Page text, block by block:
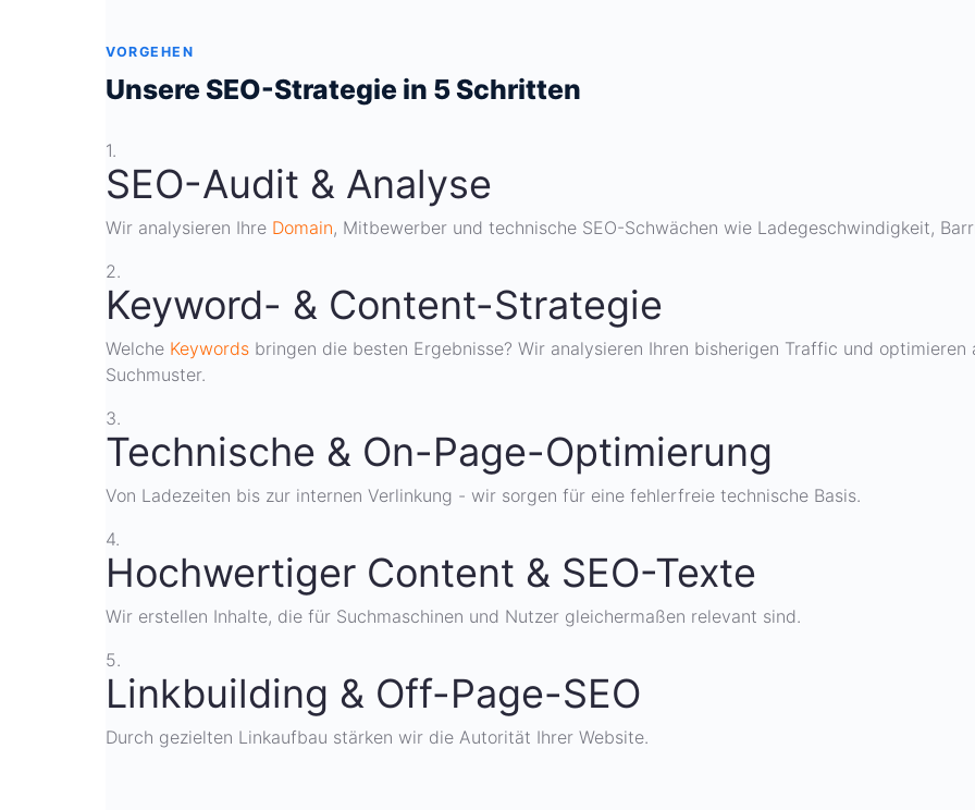
VORGEHEN
Unsere SEO-Strategie in 5 Schritten
1.
SEO-Audit & Analyse
Wir analysieren Ihre Domain, Mitbewerber und technische SEO-Schwächen wie Ladegeschwindigkeit,
2.
Keyword- & Content-Strategie
Welche Keywords bringen die besten Ergebnisse? Wir analysieren Ihren bisherigen Traffic und
Suchmuster.
3.
Technische & On-Page-Optimierung
Von Ladezeiten bis zur internen Verlinkung - wir sorgen für eine fehlerfreie technische Basis.
4.
Hochwertiger Content & SEO-Texte
Wir erstellen Inhalte, die für Suchmaschinen und Nutzer gleichermaßen relevant sind.
5.
Linkbuilding & Off-Page-SEO
Durch gezielten Linkaufbau stärken wir die Autorität Ihrer Website.